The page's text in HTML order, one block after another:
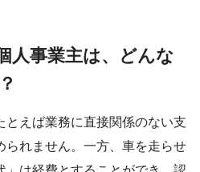
人事業主は、どんな
とえば業務に直接関係のない支
られません。一方、車を走らせ